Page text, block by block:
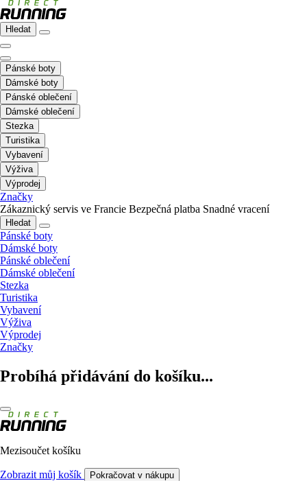
Hledat
Pánské boty
Dámské boty
Pánské oblečení
Dámské oblečení
Stezka
Turistika
Vybavení
Výživa
Výprodej
Značky
Zákaznický servis ve Francie Bezpečná platba Snadné vracení
Hledat
Pánské boty
Dámské boty
Pánské oblečení
Dámské oblečení
Stezka
Turistika
Vybavení
Výživa
Výprodej
Značky
Probíhá přidávání do košíku...
Mezisoučet košíku
Zobrazit můj košík Pokračovat v nákupu